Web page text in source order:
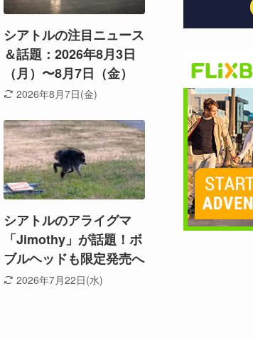
シアトルの注目ニュース
＆話題：2026年8月3日
（月）〜8月7日（金）
2026年8月7日(金)
シアトルのアライグマ
「Jimothy」が話題！ボ
ブルヘッドも限定発売へ
2026年7月22日(水)